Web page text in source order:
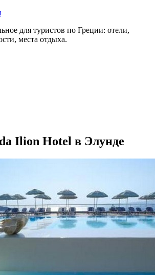
для туристов по Греции: отели,
места отдыха.
Ilion Hotel в Элунде